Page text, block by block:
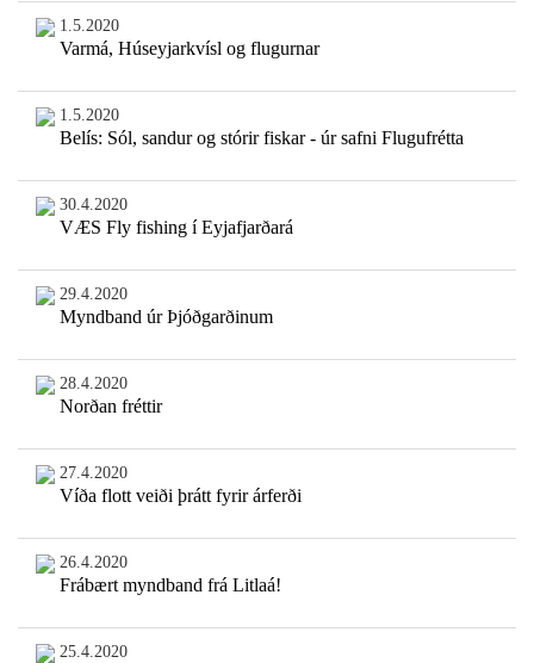
1.5.2020
Varmá, Húseyjarkvísl og flugurnar
1.5.2020
Belís: Sól, sandur og stórir fiskar - úr safni Flugufrétta
30.4.2020
VÆS Fly fishing í Eyjafjarðará
29.4.2020
Myndband úr Þjóðgarðinum
28.4.2020
Norðan fréttir
27.4.2020
Víða flott veiði þrátt fyrir árferði
26.4.2020
Frábært myndband frá Litlaá!
25.4.2020